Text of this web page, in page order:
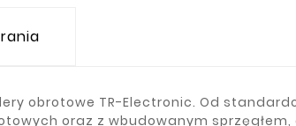
obrotowe TR-Electronic. Od
oraz z wbudowanym